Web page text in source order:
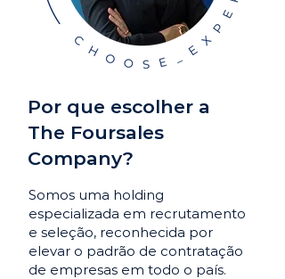
Por que escolher a
The Foursales
Company?
Somos uma holding
especializada em recrutamento
e seleção, reconhecida por
elevar o padrão de contratação
de empresas em todo o país.